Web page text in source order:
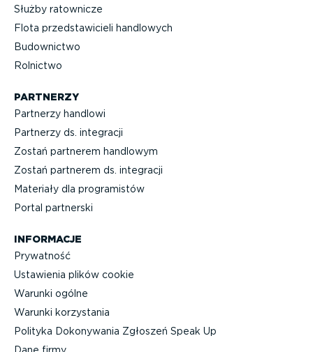
Służby ratownicze
Flota przed­sta­wi­cieli handlowych
Budownictwo
Rolnictwo
PARTNERZY
Partnerzy handlowi
Partnerzy ds. integracji
Zostań partnerem handlowym
Zostań partnerem ds. integracji
Materiały dla progra­mistów
Portal partnerski
INFORMACJE
Prywatność
Ustawienia plików cookie
Warunki ogólne
Warunki korzystania
Polityka Dokonywania Zgłoszeń Speak Up